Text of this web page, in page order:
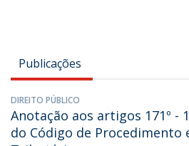
Publicações
DIREITO PÚBLICO
Anotação aos artigos 171º -
do Código de Procedimento